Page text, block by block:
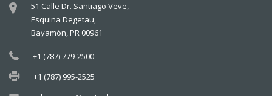
51 Calle Dr. Santiago Veve,
Esquina Degetau,
Bayamón, PR 00961
+1 (787) 779-2500
+1 (787) 995-2525